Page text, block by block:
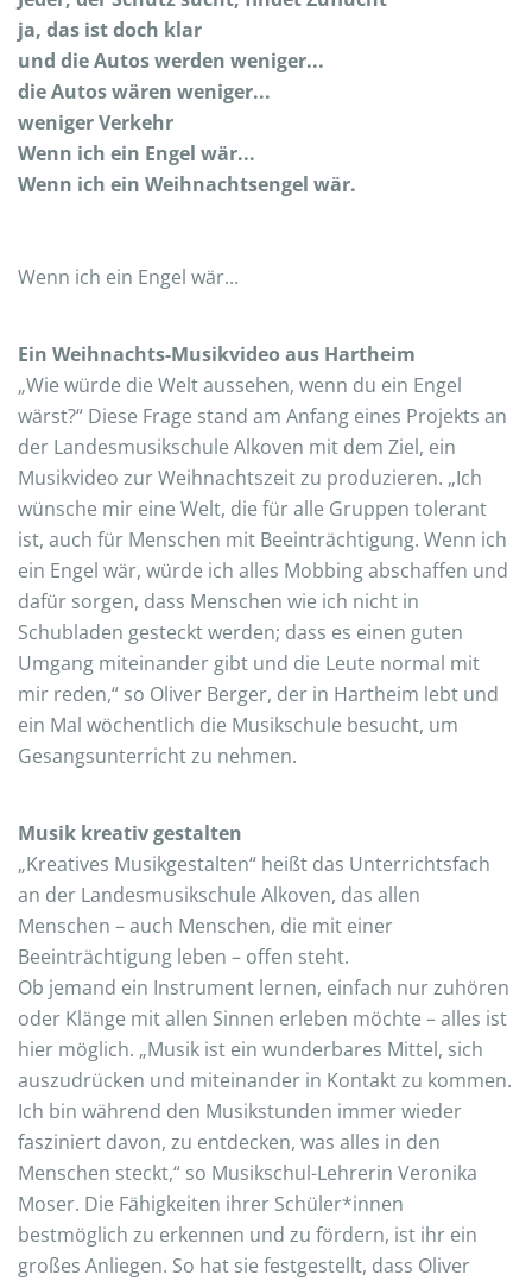
ja, das ist doch klar
und die Autos werden weniger...
die Autos wären weniger...
weniger Verkehr
Wenn ich ein Engel wär...
Wenn ich ein Weihnachtsengel wär.
Wenn ich ein Engel wär...
Ein Weihnachts-Musikvideo aus Hartheim
„Wie würde die Welt aussehen, wenn du ein Engel
wärst?“ Diese Frage stand am Anfang eines Projekts an
der Landesmusikschule Alkoven mit dem Ziel, ein
Musikvideo zur Weihnachtszeit zu produzieren. „Ich
wünsche mir eine Welt, die für alle Gruppen tolerant
ist, auch für Menschen mit Beeinträchtigung. Wenn ich
ein Engel wär, würde ich alles Mobbing abschaffen und
dafür sorgen, dass Menschen wie ich nicht in
Schubladen gesteckt werden; dass es einen guten
Umgang miteinander gibt und die Leute normal mit
mir reden,“ so Oliver Berger, der in Hartheim lebt und
ein Mal wöchentlich die Musikschule besucht, um
Gesangsunterricht zu nehmen.
Musik kreativ gestalten
„Kreatives Musikgestalten“ heißt das Unterrichtsfach
an der Landesmusikschule Alkoven, das allen
Menschen – auch Menschen, die mit einer
Beeinträchtigung leben – offen steht.
Ob jemand ein Instrument lernen, einfach nur zuhören
oder Klänge mit allen Sinnen erleben möchte – alles ist
hier möglich. „Musik ist ein wunderbares Mittel, sich
auszudrücken und miteinander in Kontakt zu kommen.
Ich bin während den Musikstunden immer wieder
fasziniert davon, zu entdecken, was alles in den
Menschen steckt,“ so Musikschul-Lehrerin Veronika
Moser. Die Fähigkeiten ihrer Schüler*innen
bestmöglich zu erkennen und zu fördern, ist ihr ein
großes Anliegen. So hat sie festgestellt, dass Oliver